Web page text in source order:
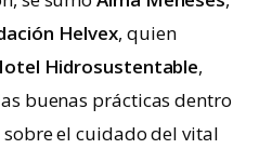
Helvex, quien
Hidrosustentable,
buenas prácticas dentro
el cuidado del vital